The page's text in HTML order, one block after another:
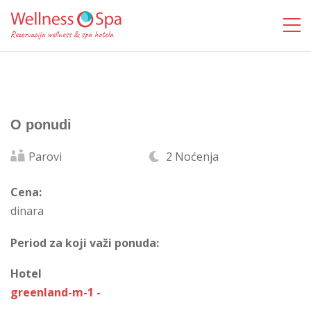
O ponudi
Parovi 2 Noćenja
Cena:
dinara
Period za koji važi ponuda:
Hotel
greenland-m-1 -